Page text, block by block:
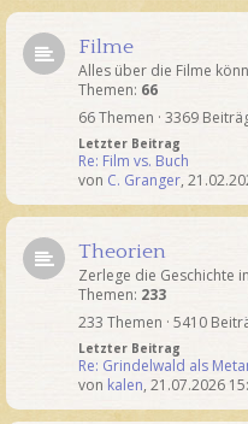
Filme
Alles über die Filme
Themen: 66
66 Themen · 3369
Letzter Beitrag
Re: Film vs. Buch
von C. Granger,
Theorien
Zerlege die Geschichte
Themen: 233
233 Themen · 5410
Letzter Beitrag
Re: Grindelwald als
von kalen, 21.07.2026